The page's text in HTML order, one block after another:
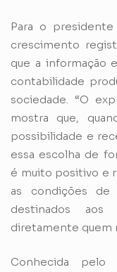
Para o
crescimento
que a informação
contabilidade
sociedade. “O
mostra que,
possibilidade e
essa escolha de
é muito positivo e
as condições de
destinados aos
diretamente quem
Conhecida pelo